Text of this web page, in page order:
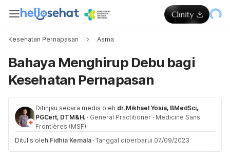
Kesehatan Pernapasan Asma
Bahaya Menghirup Debu bagi
Kesehatan Pernapasan
Ditinjau secara medis oleh dr. Mikhael Yosia, BMedSci,
PGCert, DTM&H. · General Practitioner · Medicine Sans
Frontières (MSF)
Ditulis oleh Fidhia Kemala · Tanggal diperbarui 07/09/2023